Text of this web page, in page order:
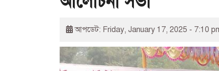
আপডেট: Friday, January 17, 2025 - 7:10